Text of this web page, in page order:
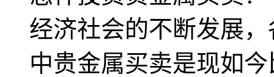
经济社会的不断发展
中贵金属买卖是现如